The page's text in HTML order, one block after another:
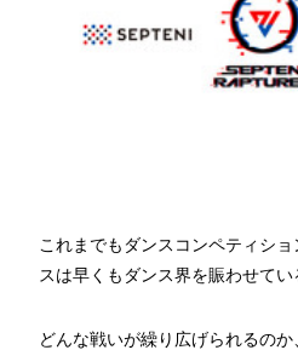
これまでもダンスコンペティシ
スは早くもダンス界を賑わせてい
どんな戦いが繰り広げられるの